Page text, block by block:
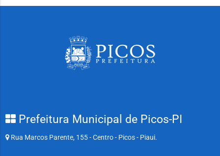
Prefeitura Municipal de Picos-PI
Rua Marcos Parente, 155 - Centro - Picos - Piaui.